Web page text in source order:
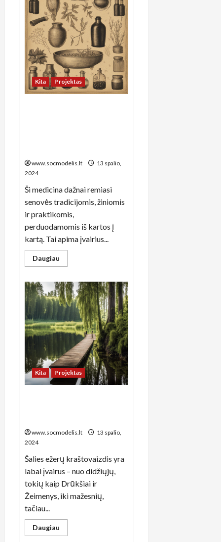
Lietuvos
menininkai
ir
technologijos
kuria
socialinius
pokyčius
Kita Projektas
www.socmodelis.lt
13 spalio,
2024
Ši medicina dažnai remiasi
senovės tradicijomis, žiniomis
ir praktikomis,
perduodamomis iš kartos į
kartą. Tai apima įvairius...
Daugiau
more
medicinos
tendencijos
Lietuvoje:
kaip
integruoti
tradicijas
į
šiuolaikinius
gydymo
metodus
Kita Projektas
www.socmodelis.lt
13 spalio,
2024
Šalies ežerų kraštovaizdis yra
labai įvairus – nuo didžiųjų,
tokių kaip Drūkšiai ir
Žeimenys, iki mažesnių,
tačiau...
Daugiau
more